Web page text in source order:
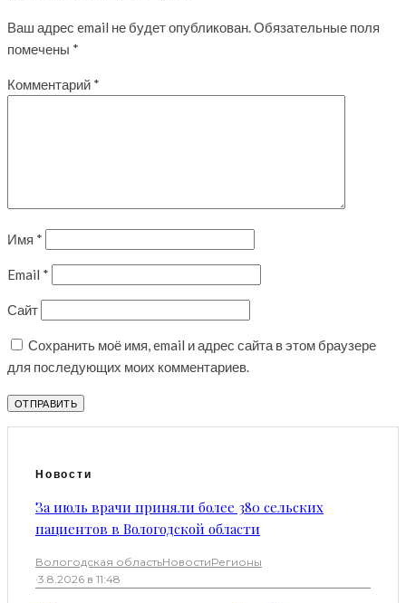
Ваш адрес email не будет опубликован.Обязательные поля
помечены *
Комментарий *
Имя *
Email *
Сайт
Сохранить моё имя, email и адрес сайта в этом браузере
для последующих моих комментариев.
Новости
За июль врачи приняли более 380 сельских
пациентов в Вологодской области
Вологодская областьНовостиРегионы
·3.8.2026 в 11:48